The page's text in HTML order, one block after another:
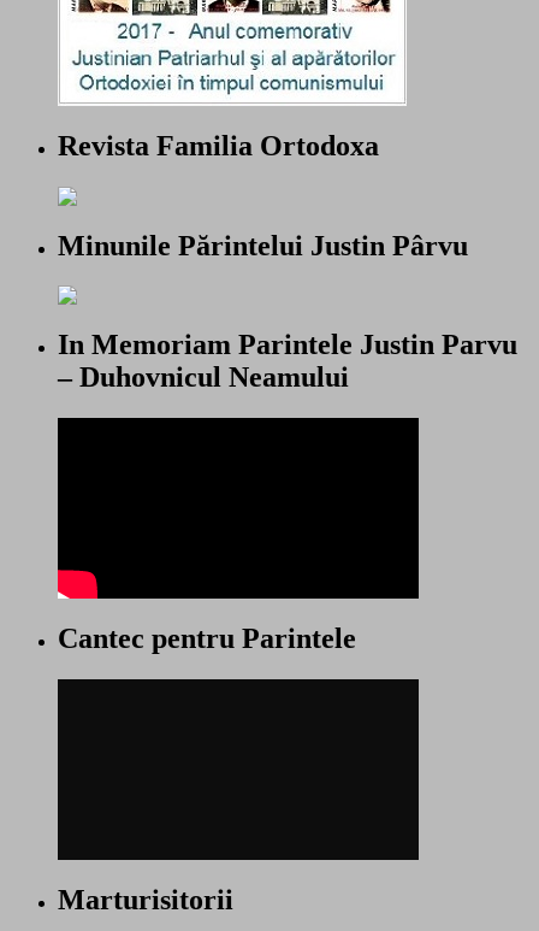
Revista Familia Ortodoxa
Minunile Părintelui Justin Pârvu
In Memoriam Parintele Justin Parvu
– Duhovnicul Neamului
Cantec pentru Parintele
Marturisitorii